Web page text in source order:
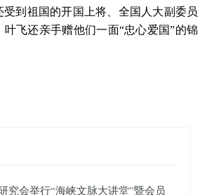
受到祖国的开国上将、全国人大副委员
飞还亲手赠他们一面“忠心爱国”的锦
究会举行“海峡文脉大讲堂”暨会员